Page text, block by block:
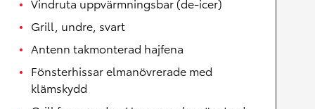
Grill, undre, svart
Antenn takmonterad hajfena
Fönsterhissar elmanövrerade med
klämskydd